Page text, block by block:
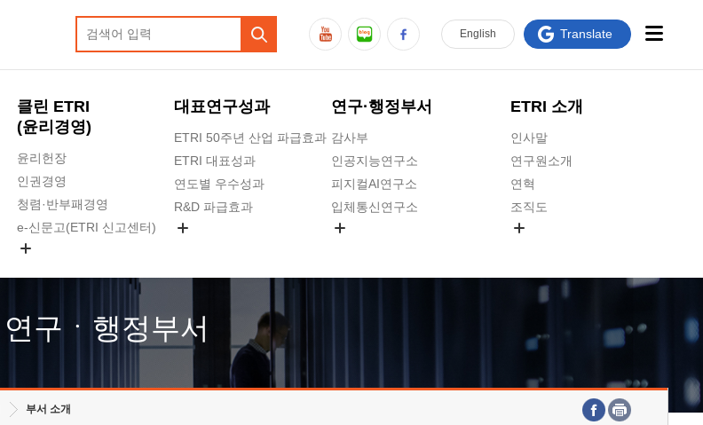
클린 ETRI
(윤리경영)
윤리헌장
인권경영
청렴·반부패경영
e-신문고(ETRI 신고센터)
고객의소리
수의계약 현황
대표연구성과
ETRI 50주년 산업 파급효과
ETRI 대표성과
연도별 우수성과
R&D 파급효과
연구·행정부서
감사부
인공지능연구소
피지컬AI연구소
입체통신연구소
호남권연구본부
ETRI 소개
인사말
연구원소개
연혁
조직도
연구원 고객헌장
주요업무연락처
English Translate
연구ㆍ행정부서
부서 소개